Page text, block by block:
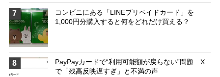
7
コンビニにある「LINEプリペイドカード」を
1,000円分購入すると何をどれだけ買える？
8
PayPayカードで“利用可能額が戻らない”問題 X
で「残高反映遅すぎ」と不満の声